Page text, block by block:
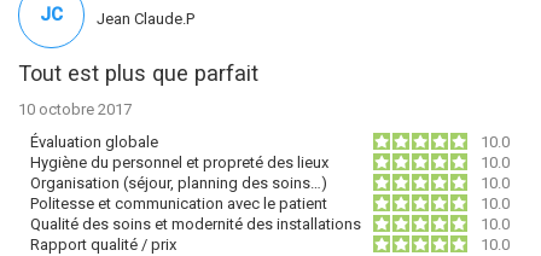
Tout est plus que parfait
10 octobre 2017
Évaluation globale
10.0
Hygiène du personnel et propreté des lieux
10.0
Organisation (séjour, planning des soins…)
10.0
Politesse et communication avec le patient
10.0
Qualité des soins et modernité des installations
10.0
Rapport qualité / prix
10.0
JC Jean Claude.P